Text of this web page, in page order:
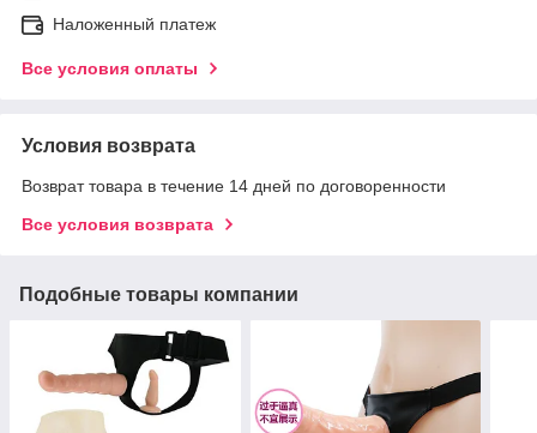
Наложенный платеж
Все условия оплаты
Условия возврата
Возврат товара в течение 14 дней по договоренности
Все условия возврата
Подобные товары компании